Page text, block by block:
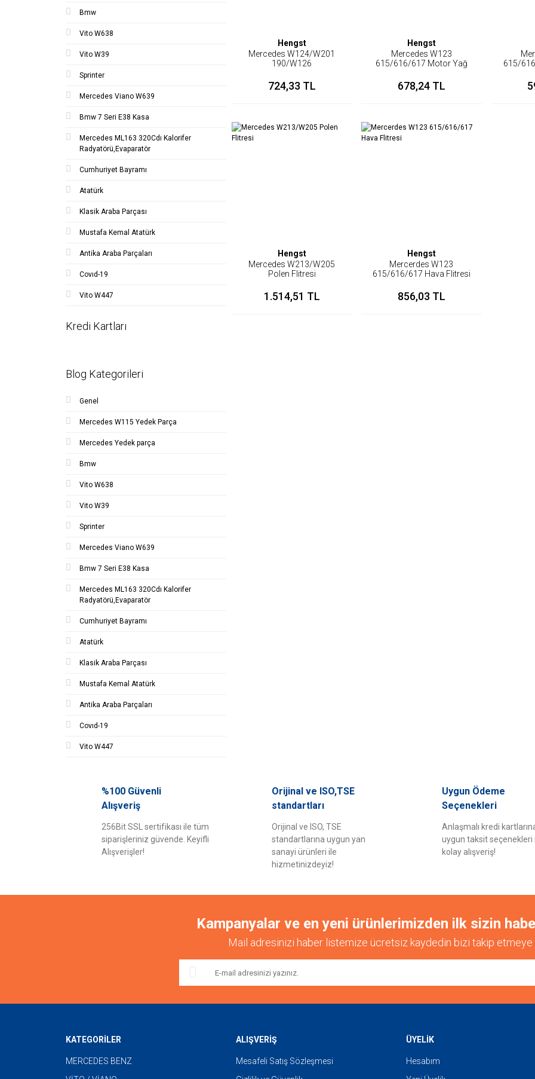
Bmw
Vito W638
Vito W39
Sprinter
Mercedes Viano W639
Bmw 7 Seri E38 Kasa
Mercedes ML163 320Cdı Kalorifer
Radyatörü,Evaparatör
Cumhuriyet Bayramı
Atatürk
Klasik Araba Parçası
Mustafa Kemal Atatürk
Antika Araba Parçaları
Covıd-19
Vito W447
Kredi Kartları
Blog Kategorileri
Genel
Mercedes W115 Yedek Parça
Mercedes Yedek parça
Bmw
Vito W638
Vito W39
Sprinter
Mercedes Viano W639
Bmw 7 Seri E38 Kasa
Mercedes ML163 320Cdı Kalorifer
Radyatörü,Evaparatör
Cumhuriyet Bayramı
Atatürk
Klasik Araba Parçası
Mustafa Kemal Atatürk
Antika Araba Parçaları
Covıd-19
Vito W447
Hengst
Mercedes W124/W201
190/W126
Flitresi
724,33 TL
Hengst
Mercedes W123
615/616/617 Motor Yağ
678,24 TL
615/
Hengst
Mercedes W213/W205
Polen Flitresi
1.514,51 TL
Hengst
Mercerdes W123
615/616/617 Hava Flitresi
856,03 TL
%100 Güvenli
Alışveriş
256Bit SSL sertifikası ile tüm
siparişleriniz güvende. Keyifli
Alışverişler!
Orijinal ve ISO,TSE
standartları
Orijinal ve ISO, TSE
standartlarına uygun yan
sanayi ürünleri ile
hizmetinizdeyiz!
Uygun Ödeme
Seçenekleri
Anlaşmalı kredi
uygun taksit seçenekleri
kolay alışveriş!
Kampanyalar ve en yeni ürünlerimizden ilk sizin
Mail adresinizi haber listemize ücretsiz kaydedin bizi takip etmeye
KATEGORİLER
MERCEDES BENZ
ALIŞVERİŞ
Mesafeli Satış Sözleşmesi
ÜYELİK
Hesabım